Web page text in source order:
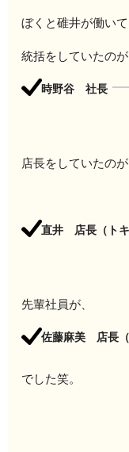
ぼくと碓井が働い
統括をしていたのが
時野谷 社長
店長をしていたのが
直井 店長（トキ
先輩社員が、
佐藤麻美 店長（
でした笑。